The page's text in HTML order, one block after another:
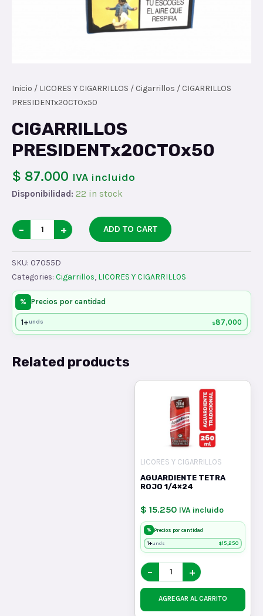
Inicio / LICORES Y CIGARRILLOS / Cigarrillos / CIGARRILLOS
PRESIDENTx20CTOx50
CIGARRILLOS
PRESIDENTx20CTOx50
$ 87.000 IVA incluido
Disponibilidad: 22 in stock
CIGARRILLOS
PRESIDENTx20CTOx50
quantity
− + ADD TO CART
SKU: 07055D
Categories: Cigarrillos, LICORES Y CIGARRILLOS
% Precios por cantidad
1+unds $87,000
Related products
LICORES Y CIGARRILLOS
AGUARDIENTE TETRA
ROJO 1/4×24
$ 15.250 IVA incluido
% Precios por cantidad
1+unds $15,250
− +
AGREGAR AL CARRITO